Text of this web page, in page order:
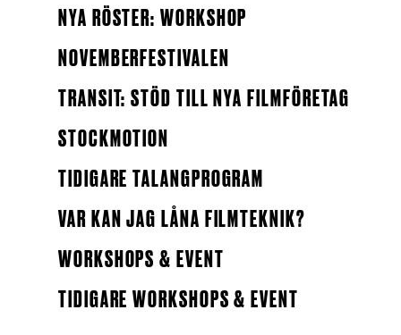
NYA RÖSTER: WORKSHOP
NOVEMBERFESTIVALEN
TRANSIT: STÖD TILL NYA FILMFÖRETAG
STOCKMOTION
TIDIGARE TALANGPROGRAM
VAR KAN JAG LÅNA FILMTEKNIK?
WORKSHOPS & EVENT
TIDIGARE WORKSHOPS & EVENT